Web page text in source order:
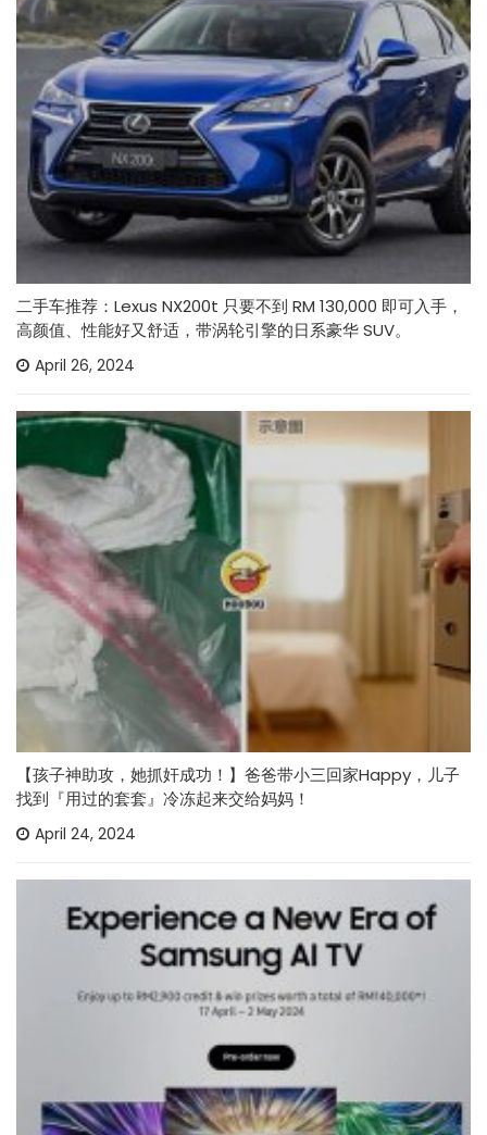
二手车推荐：Lexus NX200t 只要不到 RM 130,000 即可入手，
高颜值、性能好又舒适，带涡轮引擎的日系豪华 SUV。
April 26, 2024
【孩子神助攻，她抓奸成功！】爸爸带小三回家Happy，儿子
找到『用过的套套』冷冻起来交给妈妈！
April 24, 2024